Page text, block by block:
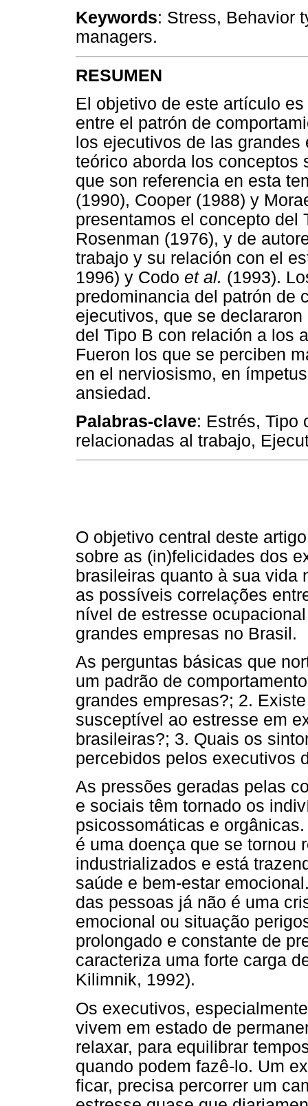
Keywords: Stress, Behavior
managers.
RESUMEN
El objetivo de este artículo
entre el patrón de
los ejecutivos de las
teórico aborda los conceptos
que son referencia en esta
(1990), Cooper (1988) y
presentamos el concepto del
Rosenman (1976), y de
trabajo y su relación con el
1996) y Codo et al. (1993).
predominancia del patrón de
ejecutivos, que se
del Tipo B con relación a los
Fueron los que se perciben
en el nerviosismo, en
ansiedad.
Palabras-clave: Estrés, Tipo
relacionadas al trabajo,
O objetivo central deste
sobre as (in)felicidades dos
brasileiras quanto à sua vida
as possíveis correlações
nível de estresse
grandes empresas no Brasil.
As perguntas básicas que
um padrão de
grandes empresas?; 2.
susceptível ao estresse em
brasileiras?; 3. Quais os
percebidos pelos executivos
As pressões geradas pelas
e sociais têm tornado os
psicossomáticas e
é uma doença que se tornou
industrializados e está
saúde e bem-estar
das pessoas já não é uma
emocional ou situação
prolongado e constante de
caracteriza uma forte carga
Kilimnik, 1992).
Os executivos,
vivem em estado de
relaxar, para equilibrar
quando podem fazê-lo. Um
ficar, precisa percorrer um